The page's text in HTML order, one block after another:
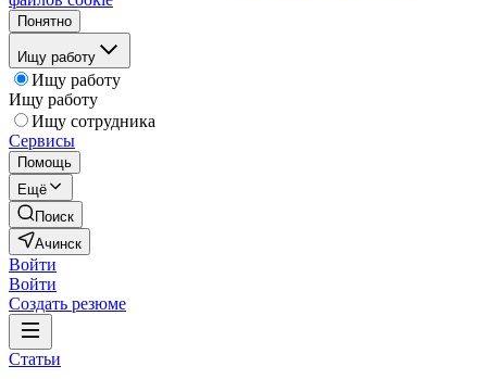
Понятно
Ищу работу
Ищу работу
Ищу работу
Ищу сотрудника
Сервисы
Помощь
Ещё
Поиск
Ачинск
Войти
Войти
Создать резюме
Статьи